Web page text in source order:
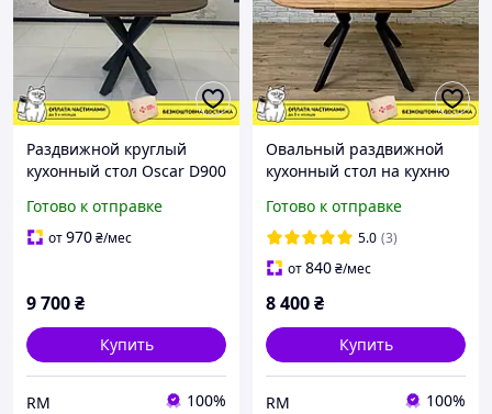
Раздвижной круглый
кухонный стол Oscar D900
стол на кухню в стиле
Loft,лофт столик RMX
Готово к отправке
от970₴/мес
9 700₴
Купить
RM 100%
Овальный раздвижной
кухонный стол на кухню
обеденный стол в стиле
Loft, для кухни RMX
Готово к отправке
5.0 (3)
от840₴/мес
8 400₴
Купить
RM 100%